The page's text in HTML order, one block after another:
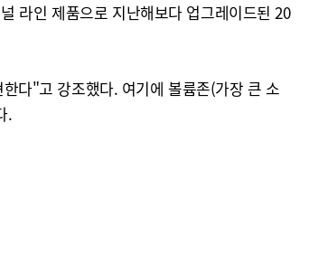
라인 제품으로 지난해보다 업그레이드된 20
다"고 강조했다. 여기에 볼륨존(가장 큰 소
.